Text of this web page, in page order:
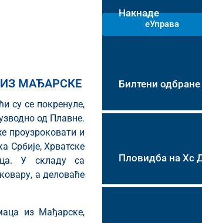
МАЂАРСКЕ
су се покренуле,
од Плавне.
проузроковати и
Србије, Хрватске
У складу са
а деловаће
из Мађарске,
Накнаде
еУправа
Билтени одбране
Пловидба на Хс